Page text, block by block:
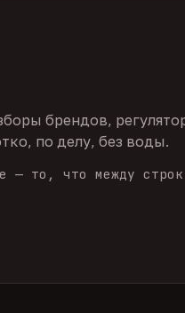
брендов,
по делу, без воды.
— то, что между